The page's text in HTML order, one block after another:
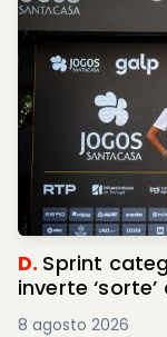
D. Sprint
inverte
8 agosto 2026